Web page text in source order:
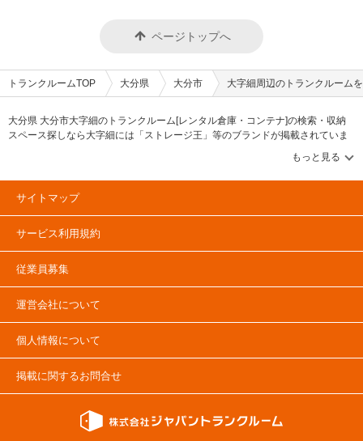
ページトップへ
トランクルームTOP 大分県 大分市 大字細周辺のトランクルーム
大分県 大分市大字細のトランクルーム[レンタル倉庫・コンテナ]の検索・収納
スペース探しなら大字細には「ストレージ王」等のブランドが掲載されていま
す。借りたい地域から探して、広さ・料金[賃料]・セキュリティ・空調完備・24
時間出し入れ可能などの希望条件で絞込み！豊富な物件数から様々な方法でご
希望の収納スペースを簡単に探せるトランクルーム情報サイトです。大字細で
気になるトランクルームを見つけたら、メールか電話でお問合せが可能です
サイトマップ
サービス利用規約
従業員募集
運営会社について
個人情報について
掲載に関するお問合せ